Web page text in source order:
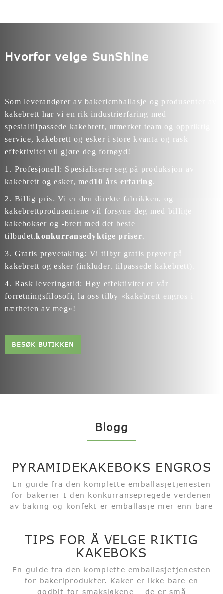
Hvorfor velge SunShine
Som leverandører av bakeriemballasje og produsenter av
kakebrett har vi en rik industrierfaring med
spesialtilpassede kakebrett, utmerket team og oppriktig
service, kakebrett og esker i store kvanta og rask
effektivitet vil gjøre deg fornøyd!
1. Profesjonell: Spesialiserer seg på produksjon av
kakebrett og esker, med10 års erfaring.
2. Billig pris: Vi er den direkte fabrikken, og
kakebrettprodusentene vil forsyne deg med billige
kakebokser og -brett med det beste
tilbudet.konkurransedyktige priser.
3. Gratis prøvetaking: Vi tilbyr gratis prøver på
kakebrett og esker (inkludert tilpassede kakebrett).
4. Rask leveringstid: Høy effektivitet er vår
forretningsfilosofi, la oss tilby «kakebrett engros i
nærheten av meg»!
BESØK BUTIKKEN
Blogg
PYRAMIDEKAKEBOKS ENGROS
En guide fra den komplette emballasjetjenesten
for bakerier I den konkurransepregede verdenen
av baking og konfekt er emballasje mer enn bare
for kunder. Blant alt...
TIPS FOR Å VELGE RIKTIG
KAKEBOKS
En guide fra den komplette emballasjetjenesten
for bakeriprodukter. Kaker er ikke bare en
godbit for smaksløkene – de er små